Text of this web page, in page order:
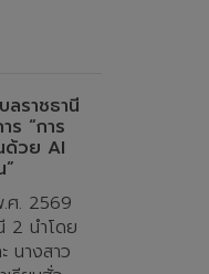
ลราชธานี
ร “การ
ด้วย AI
ศ. 2569
2 นำโดย
นางสาว